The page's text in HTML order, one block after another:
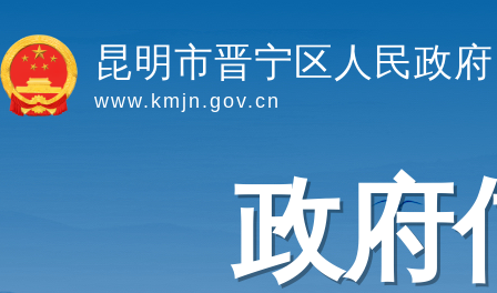
昆明市晋宁区人民政府
www.kmjn.gov.cn
政府